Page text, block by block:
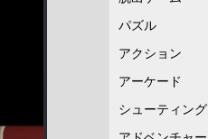
パズル
アクション
アーケード
シューティング